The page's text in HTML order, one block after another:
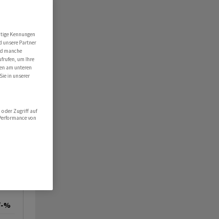
%
Kennungen
unsere Partner
manche
um Ihre
am unteren
in unserer
oder Zugriff auf
von